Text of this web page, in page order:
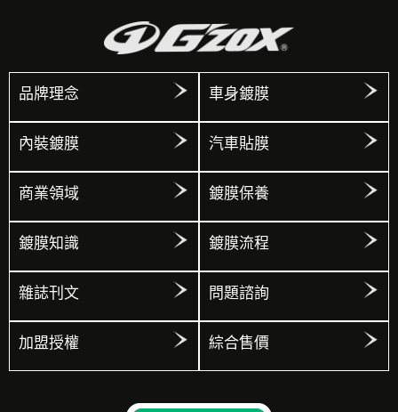
品牌理念 車身鍍膜
內裝鍍膜 汽車貼膜
商業領域 鍍膜保養
鍍膜知識 鍍膜流程
雜誌刊文 問題諮詢
加盟授權 綜合售價